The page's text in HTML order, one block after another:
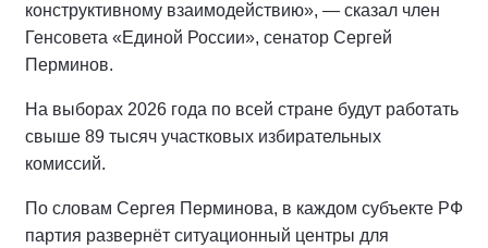
конструктивному взаимодействию», — сказал член
Генсовета «Единой России», сенатор Сергей
Перминов.
На выборах 2026 года по всей стране будут работать
свыше 89 тысяч участковых избирательных
комиссий.
По словам Сергея Перминова, в каждом субъекте РФ
партия развернёт ситуационный центры для